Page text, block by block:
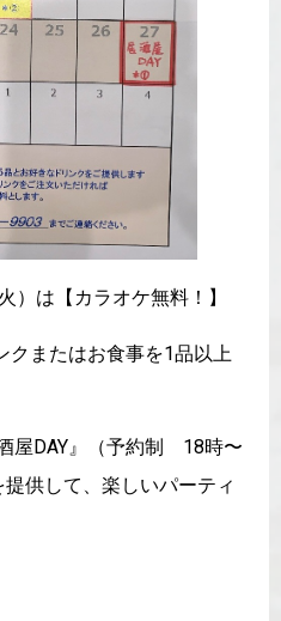
）は【カラオケ無料！】
クまたはお食事を1品以上
屋DAY』（予約制 18時〜
供して、楽しいパーティ